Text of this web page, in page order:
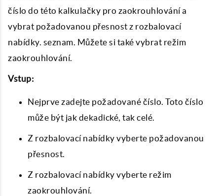
číslo do této kalkulačky pro zaokrouhlování a
vybrat požadovanou přesnost z rozbalovací
nabídky. seznam. Můžete si také vybrat režim
zaokrouhlování.
Vstup:
Nejprve zadejte požadované číslo. Toto číslo
může být jak dekadické, tak celé.
Z rozbalovací nabídky vyberte požadovanou
přesnost.
Z rozbalovací nabídky vyberte režim
zaokrouhlování.